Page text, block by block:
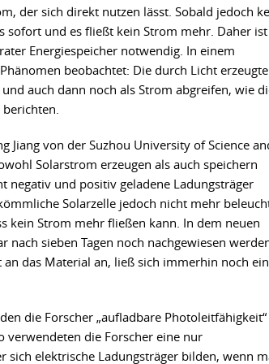
der sich direkt nutzen lässt. Sobald jedoch
sofort und es fließt kein Strom mehr. Daher ist
Energiespeicher notwendig. In einem
beobachtet: Die durch Licht
auch dann noch als Strom abgreifen, wie
berichten.
Jiang von der Suzhou University of Science
Solarstrom erzeugen als auch speichern
negativ und positiv geladene Ladungsträger
Solarzelle jedoch nicht mehr
kein Strom mehr fließen kann. In dem neuen
sieben Tagen noch nachgewiesen
das Material an, ließ sich immerhin noch ein
die Forscher „aufladbare Photoleitfähigkeit“
verwendeten die Forscher eine nur
elektrische Ladungsträger bilden, wenn